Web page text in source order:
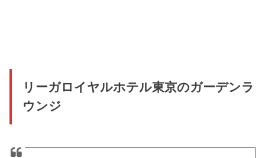
リーガロイヤルホテル東京のガーデンラ
ウンジ